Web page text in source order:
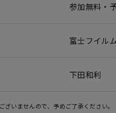
参加無料・
富士フイル
下田和利
ざいませんので、予めご了承ください。